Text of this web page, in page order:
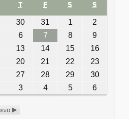
TTHURSDAY
FFRIDAYS SATURDAY
S
2026
July 29, 2026
30 July 30, 2026
31 July 31, 2026
1
August 1,
2026
2
20265, 2026
6August 6, 2026
7 August 7, 2026
8
August 8,
2026
9
2026
August 12, 2026
13 August 13, 2026
14 August 14, 2026
15
August
15, 2026
16August
18, 2026
August 19, 2026
20 August 20, 2026
21 August 21, 2026
22
August
22, 2026
23August
25, 2026
August 26, 2026
27 August 27, 2026
28 August 28, 2026
29
August
29, 2026
30August
1, 2026
September 2, 2026
3September 3, 2026
4
September 4,
2026
5September
5, 2026
6
6, 2026